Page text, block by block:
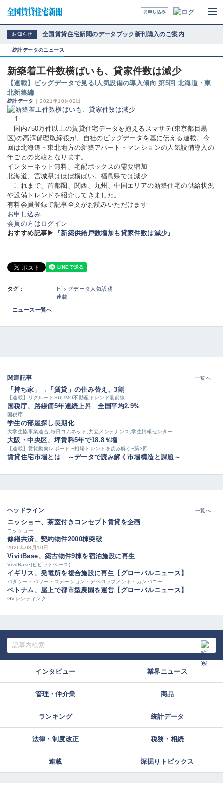
お知らせ 全国賃貸住宅新聞のデータブック新刊購入のご案内
統計データのニュース
新築着工件数横ばいも、貸家件数は減少
【連載】ビッグデータで見る!人気設備の導入傾向 第5回 北海道・東
北新築編
統計データ | 2021年10月02日
1
国内750万件以上の賃貸住宅データを抱えるスマサテ(東京都目黒
区)の高澤郁理取締役が、自社のビッグデータを基に伝える連載。今
回は北海道・東北地方の新築アパート・マンションの人気設備導入の
年ごとの比較となります。
インターネット無料、宅配ボックスの需要増加
北海道、宮城県はほぼ横ばい。福島県では減少
これまで、首都圏、関西、九州、中国エリアの新築住宅の供給状況
や設備トレンドを紹介してきました。
有料会員登録で記事全文がお読みいただけます
お申し込み
会員の方はログイン
おすすめ記事▶
『新築供給戸数増加も貸家件数は減少』
タグ：
ビッグデータ人気設備
連載
ニュース一覧へ
関連記事 一覧へ
「持ち家」→「賃貸」の住み替え、3割
【連載】リクルートSUUMO不動産トレンド最前線
国税庁、路線価5年連続上昇 全国平均2.9%
国税庁
学生の部屋探し長期化
大学生協事業連合,毎日コムネット,共立メンテナンス,学生情報センター
大阪・中央区、坪賃料5年で18.8％増
【連載】賃貸動向レポート −相場トレンドを読み解く−第3回
賃貸住宅市場とは ～データで読み解く市場構造と課題～
ヘッドライン 一覧へ
ニッショー、茶室付きコンセプト賃貸を企画
ニッショー
修繕共済、契約物件2000棟突破
2026年08月10日
VivitBase、築古物件9棟を宿泊施設に再生
VivitBase(ビビットベース)
イギリス、発電所を複合施設に再生【グローバルニュース】
バタシー・パワー・ステーション・デベロップメント・カンパニー
ベトナム、屋上で都市型農園を運営【グローバルニュース】
GVレンティング
インタビュー 業界ニュース
管理・仲介業 商品
ランキング 統計データ
法律・制度改正 税務・相続
連載 深掘りトピックス